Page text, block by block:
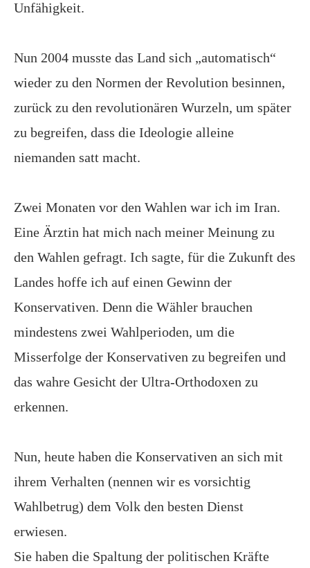
Unfähigkeit.
Nun 2004 musste das Land sich „automatisch“
wieder zu den Normen der Revolution besinnen,
zurück zu den revolutionären Wurzeln, um später
zu begreifen, dass die Ideologie alleine
niemanden satt macht.
Zwei Monaten vor den Wahlen war ich im Iran.
Eine Ärztin hat mich nach meiner Meinung zu
den Wahlen gefragt. Ich sagte, für die Zukunft des
Landes hoffe ich auf einen Gewinn der
Konservativen. Denn die Wähler brauchen
mindestens zwei Wahlperioden, um die
Misserfolge der Konservativen zu begreifen und
das wahre Gesicht der Ultra-Orthodoxen zu
erkennen.
Nun, heute haben die Konservativen an sich mit
ihrem Verhalten (nennen wir es vorsichtig
Wahlbetrug) dem Volk den besten Dienst
erwiesen.
Sie haben die Spaltung der politischen Kräfte